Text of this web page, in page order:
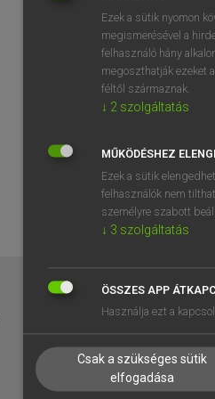
EGYÉNI FELHASZNÁLÓKNAK
TANULÓKNAK
VÁLLALATI MEGOLDÁSOK
Ezek a sütik nyomon
megismerésével a
felhasználó hány
megoszthatják ezeket
féltől származnak.
↓ 2 szolgáltatás
MŰKÖDÉSHEZ
Ezek a sütik
felhasználók nem
személyre szabott
↓ 3 szolgáltatás
ÖSSZES APP
Használja ezt a
Csak a szükséges sütik
elfogadása